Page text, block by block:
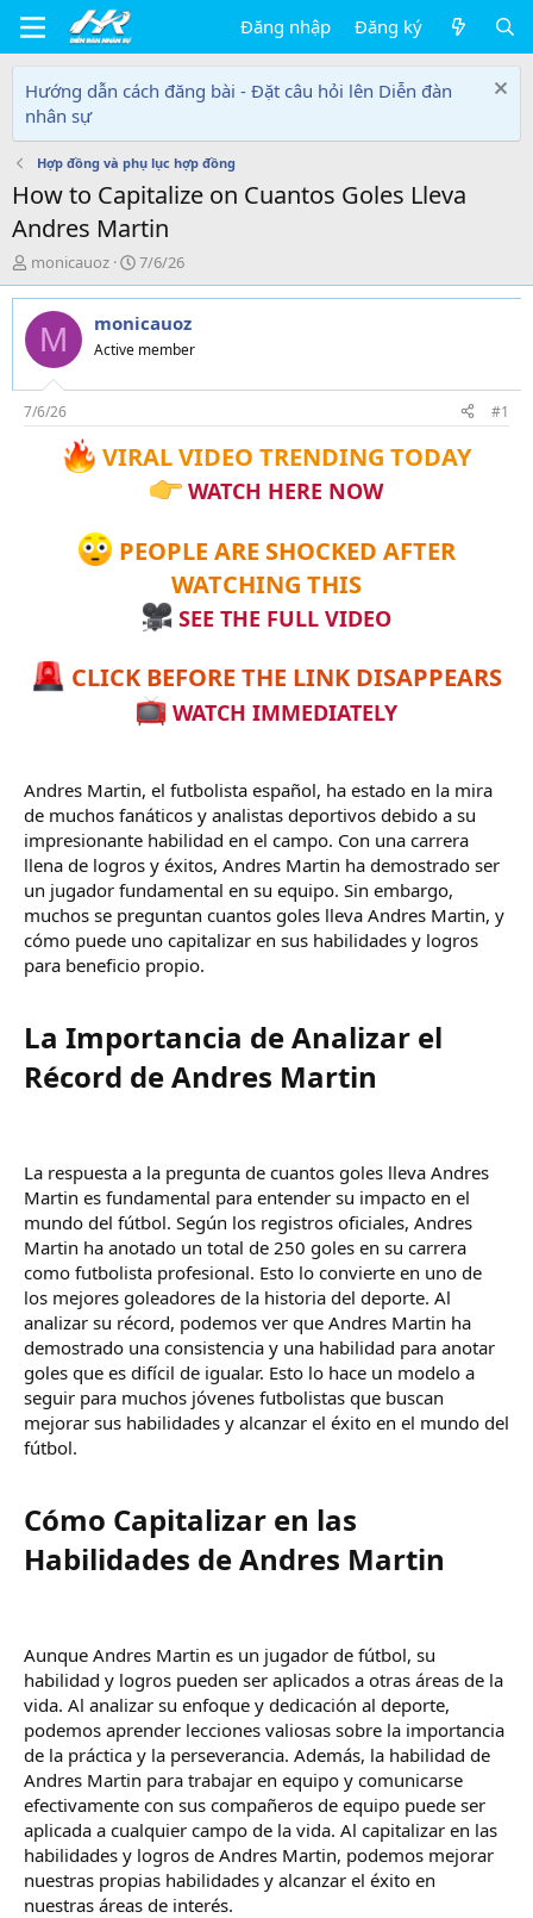
Đăng nhập Đăng ký
Hướng dẫn cách đăng bài - Đặt câu hỏi lên Diễn đàn
nhân sự
Hợp đồng và phụ lục hợp đồng
How to Capitalize on Cuantos Goles Lleva
Andres Martin
T
h
r
e
d
s
t
a
monicauoz
N
g
à
y
g
i
7/6/26
M monicauoz
Active member
7/6/26 #1
VIRAL VIDEO TRENDING TODAY
WATCH HERE NOW
PEOPLE ARE SHOCKED AFTER
WATCHING THIS
SEE THE FULL VIDEO
CLICK BEFORE THE LINK DISAPPEARS
WATCH IMMEDIATELY
Andres Martin, el futbolista español, ha estado en la mira
de muchos fanáticos y analistas deportivos debido a su
impresionante habilidad en el campo. Con una carrera
llena de logros y éxitos, Andres Martin ha demostrado ser
un jugador fundamental en su equipo. Sin embargo,
muchos se preguntan cuantos goles lleva Andres Martin, y
cómo puede uno capitalizar en sus habilidades y logros
para beneficio propio.
La Importancia de Analizar el
Récord de Andres Martin​
La respuesta a la pregunta de cuantos goles lleva Andres
Martin es fundamental para entender su impacto en el
mundo del fútbol. Según los registros oficiales, Andres
Martin ha anotado un total de 250 goles en su carrera
como futbolista profesional. Esto lo convierte en uno de
los mejores goleadores de la historia del deporte. Al
analizar su récord, podemos ver que Andres Martin ha
demostrado una consistencia y una habilidad para anotar
goles que es difícil de igualar. Esto lo hace un modelo a
seguir para muchos jóvenes futbolistas que buscan
mejorar sus habilidades y alcanzar el éxito en el mundo del
fútbol.
Cómo Capitalizar en las
Habilidades de Andres Martin​
Aunque Andres Martin es un jugador de fútbol, su
habilidad y logros pueden ser aplicados a otras áreas de la
vida. Al analizar su enfoque y dedicación al deporte,
podemos aprender lecciones valiosas sobre la importancia
de la práctica y la perseverancia. Además, la habilidad de
Andres Martin para trabajar en equipo y comunicarse
efectivamente con sus compañeros de equipo puede ser
aplicada a cualquier campo de la vida. Al capitalizar en las
habilidades y logros de Andres Martin, podemos mejorar
nuestras propias habilidades y alcanzar el éxito en
nuestras áreas de interés.